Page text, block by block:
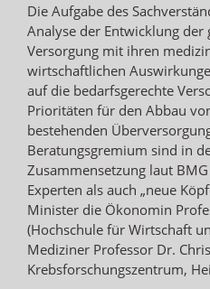
Die Aufgabe des
Analyse der Entwicklung der
Versorgung mit ihren
wirtschaftlichen
auf die bedarfsgerechte
Prioritäten für den Abbau
bestehenden
Beratungsgremium sind in
Zusammensetzung laut
Experten als auch „neue
Minister die Ökonomin
(Hochschule für Wirtschaft
Mediziner Professor Dr.
Krebsforschungszentrum,